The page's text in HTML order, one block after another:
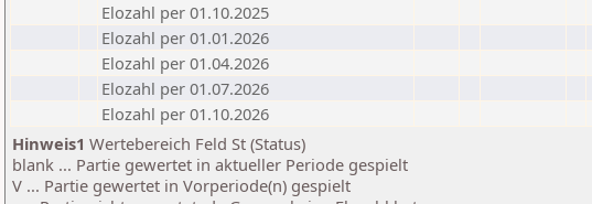
Elozahl per 01.10.2025
Elozahl per 01.01.2026
Elozahl per 01.04.2026
Elozahl per 01.07.2026
Elozahl per 01.10.2026
Hinweis1 Wertebereich Feld St (Status)
blank ... Partie gewertet in aktueller Periode gespielt
V ... Partie gewertet in Vorperiode(n) gespielt